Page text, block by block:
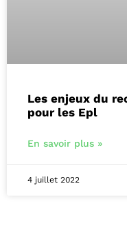
Les enjeux du
pour les Epl
En savoir plus »
4 juillet 2022